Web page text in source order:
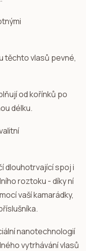
těchto vlasů pevné,
od kořínků po
délku.
dlouhotrvající spoj i
roztoku - díky ní
vaší kamarádky,
nanotechnologií
vytrhávání vlasů